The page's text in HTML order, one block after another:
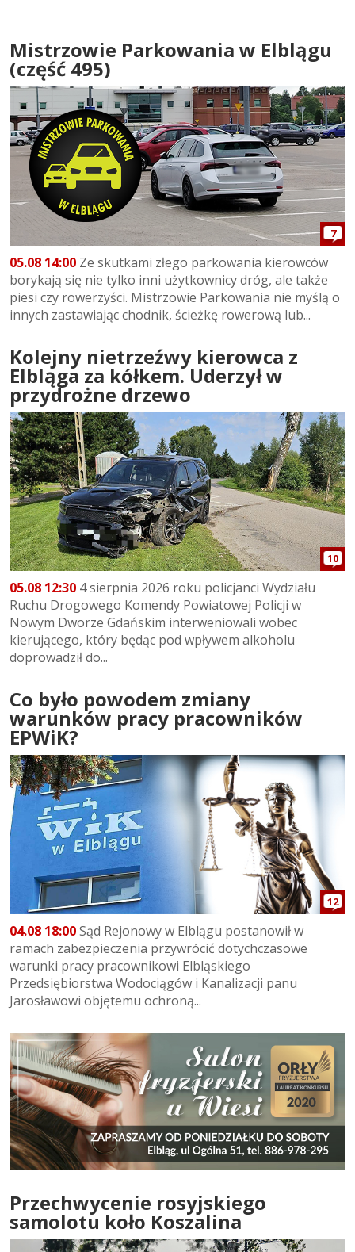
Mistrzowie Parkowania w Elblągu
(część 495)
7
05.08 14:00 Ze skutkami złego parkowania kierowców
borykają się nie tylko inni użytkownicy dróg, ale także
piesi czy rowerzyści. Mistrzowie Parkowania nie myślą o
innych zastawiając chodnik, ścieżkę rowerową lub...
Kolejny nietrzeźwy kierowca z
Elbląga za kółkem. Uderzył w
przydrożne drzewo
10
05.08 12:30 4 sierpnia 2026 roku policjanci Wydziału
Ruchu Drogowego Komendy Powiatowej Policji w
Nowym Dworze Gdańskim interweniowali wobec
kierującego, który będąc pod wpływem alkoholu
doprowadził do...
Co było powodem zmiany
warunków pracy pracowników
EPWiK?
12
04.08 18:00Sąd Rejonowy w Elblągu postanowił w
ramach zabezpieczenia przywrócić dotychczasowe
warunki pracy pracownikowi Elbląskiego
Przedsiębiorstwa Wodociągów i Kanalizacji panu
Jarosławowi objętemu ochroną...
Przechwycenie rosyjskiego
samolotu koło Koszalina